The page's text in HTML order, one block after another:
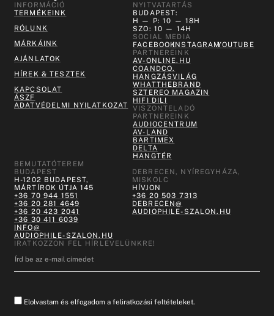
INFORMÁCIÓ
TERMÉKEINK
RÓLUNK
MÁRKÁINK
AJÁNLATOK
HÍREK & TESZTEK
KAPCSOLAT
ÁSZF
ADATVÉDELMI NYILATKOZAT
NYITVATARTÁS
BUDAPEST:
H — P: 10 — 18H
SZO: 10 — 14H
SOCIAL MEDIA
FACEBOOKINSTAGRAMYOUTUBE
PARTNEREINK
AV-ONLINE.HU
COANDCO.
HANGZÁSVILÁG
WHATTHEBRAND
SZTEREO MAGAZIN
HIFI DILI
VISZONTELADÓ
PARTNEREINK
AUDIOCENTRUM
AV-LAND
BARTIMEX
DELTA
HANGTÉR
BEMUTATÓTEREM
BUDAPEST
H-1202 BUDAPEST,
MÁRTÍROK ÚTJA 145
+36 70 944 1551
+36 20 281 4649
+36 20 423 2041
+36 30 411 6039
INFO@
AUDIOPHILE-SZALON.HU
DEBRECEN, NYÍREGYHÁZA,
MISKOLC
HÍVJON
+36 20 503 7313
DEBRECEN@
AUDIOPHILE-SZALON.HU
IRATKOZZON FEL HÍRLEVELÜNKRE!
Elolvastam és elfogadom a feliratkozási feltételeket.